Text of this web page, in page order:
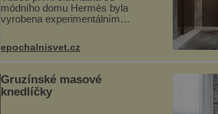
módního domu Hermès byla
vyrobena experimentálním
Horizons. Elegantní gadget si
vyžádal dva roky vývoje a chlubí
se ručně šitou hovězí kůží a
kovový...
epochalnisvet.cz
Gruzínské masové
knedlíčky